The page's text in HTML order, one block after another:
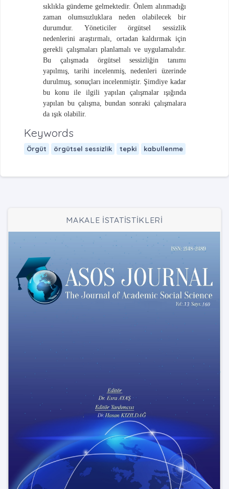
sıklıkla gündeme gelmektedir. Önlem alınmadığı
zaman olumsuzluklara neden olabilecek bir
durumdur. Yöneticiler örgütsel sessizlik
nedenlerini araştırmalı, ortadan kaldırmak için
gerekli çalışmaları planlamalı ve uygulamalıdır.
Bu çalışmada örgütsel sessizliğin tanımı
yapılmış, tarihi incelenmiş, nedenleri üzerinde
durulmuş, sonuçları incelenmiştir. Şimdiye kadar
bu konu ile ilgili yapılan çalışmalar ışığında
yapılan bu çalışma, bundan sonraki çalışmalara
da ışık olabilir.
Keywords
Örgüt örgütsel sessizlik tepki kabullenme
MAKALE İSTATİSTİKLERİ